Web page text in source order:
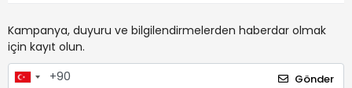
Kampanya, duyuru ve bilgilendirmelerden haberdar olmak
için kayıt olun.
Gönder